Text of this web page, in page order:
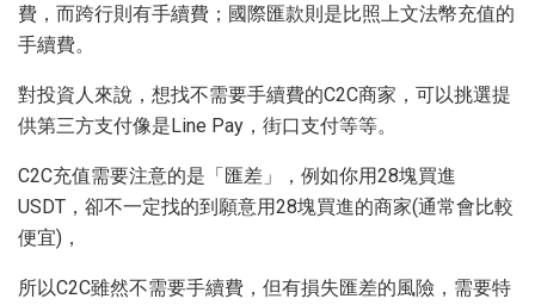
費，而跨行則有手續費；國際匯款則是比照上文法幣充值的
手續費。
對投資人來說，想找不需要手續費的C2C商家，可以挑選提
供第三方支付像是Line Pay，街口支付等等。
C2C充值需要注意的是「匯差」，例如你用28塊買進
USDT，卻不一定找的到願意用28塊買進的商家(通常會比較
便宜)，
所以C2C雖然不需要手續費，但有損失匯差的風險，需要特